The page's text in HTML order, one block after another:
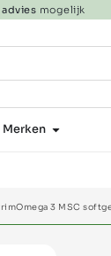
mogelijk
Merken
3 MSC